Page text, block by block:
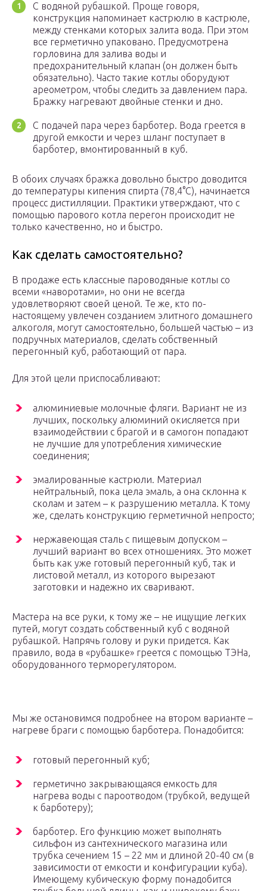
С водяной рубашкой. Проще говоря,
конструкция напоминает кастрюлю в кастрюле,
между стенками которых залита вода. При этом
все герметично упаковано. Предусмотрена
горловина для залива воды и
предохранительный клапан (он должен быть
обязательно). Часто такие котлы оборудуют
ареометром, чтобы следить за давлением пара.
Бражку нагревают двойные стенки и дно.
С подачей пара через барботер. Вода греется в
другой емкости и через шланг поступает в
барботер, вмонтированный в куб.
В обоих случаях бражка довольно быстро доводится
до температуры кипения спирта (78,4°С), начинается
процесс дистилляции. Практики утверждают, что с
помощью парового котла перегон происходит не
только качественно, но и быстро.
Как сделать самостоятельно?
В продаже есть классные пароводяные котлы со
всеми «наворотами», но они не всегда
удовлетворяют своей ценой. Те же, кто по-
настоящему увлечен созданием элитного домашнего
алкоголя, могут самостоятельно, большей частью – из
подручных материалов, сделать собственный
перегонный куб, работающий от пара.
Для этой цели приспосабливают:
алюминиевые молочные фляги. Вариант не из
лучших, поскольку алюминий окисляется при
взаимодействии с брагой и в самогон попадают
не лучшие для употребления химические
соединения;
эмалированные кастрюли. Материал
нейтральный, пока цела эмаль, а она склонна к
сколам и затем – к разрушению металла. К тому
же, сделать конструкцию герметичной непросто;
нержавеющая сталь с пищевым допуском –
лучший вариант во всех отношениях. Это может
быть как уже готовый перегонный куб, так и
листовой металл, из которого вырезают
заготовки и надежно их сваривают.
Мастера на все руки, к тому же – не ищущие легких
путей, могут создать собственный куб с водяной
рубашкой. Напрячь голову и руки придется. Как
правило, вода в «рубашке» греется с помощью ТЭНа,
оборудованного терморегулятором.
Мы же остановимся подробнее на втором варианте –
нагреве браги с помощью барботера. Понадобится:
готовый перегонный куб;
герметично закрывающаяся емкость для
нагрева воды с пароотводом (трубкой, ведущей
к барботеру);
барботер. Его функцию может выполнять
сильфон из сантехнического магазина или
трубка сечением 15 – 22 мм и длиной 20-40 см (в
зависимости от емкости и конфигурации куба).
Имеющему кубическую форму понадобится